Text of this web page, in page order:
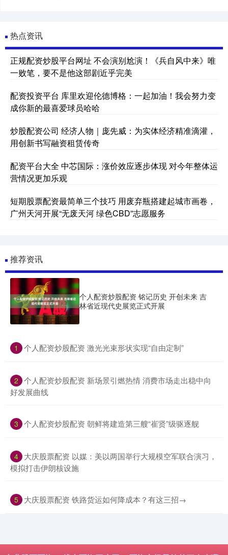
热点资讯
正规配资炒股平台网址 不会演别尬演！《兵自风中来》唯
一败笔，要不是他这部剧近乎完美
配资投资平台 库里欢迎伦德博格：一起加油！我会努力变
成你新的最喜爱球员哈哈
炒股配资公司 经济人物｜庞先威：为实体经济精准滴灌，
用创新书写融资租赁传奇
配资平台大全 中芯国际：涨价效应逐步体现 对今年整体运
营情况更加乐观
短期股票配资最简单三个技巧 用废弃瓶搭建起城市画卷，
广州天河开展“无废天河 绿色CBD”志愿服务
推荐资讯
个人配资炒股配资 铭记历史 开创未来 吉
林省近现代史展览正式开展
1 ​个人配资炒股配资 激光光束形状实现“自由定制”
2 ​个人配资炒股配资 新场景引燃热情 消费市场走出稳中向
好发展曲线
3 ​个人配资炒股配资 朝鲜将建造第三艘“崔贤”级驱逐舰
4 ​大庆股票配资 以媒：美以两国举行大规模空军联合演习，
模拟打击伊朗核设施
5 ​大庆股票配资 铁路货运如何降成本？有这三招→